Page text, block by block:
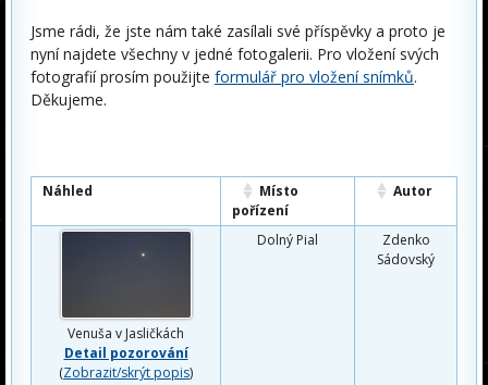
Jsme rádi, že jste nám také zasílali své příspěvky a proto je
nyní najdete všechny v jedné fotogalerii. Pro vložení svých
fotografií prosím použijte formulář pro vložení snímků.
Děkujeme.
Náhled
Místo
pořízení
Autor
Venuša v Jasličkách
Detail pozorování
(Zobrazit/skrýt popis)
Dolný Pial
Zdenko
Sádovský